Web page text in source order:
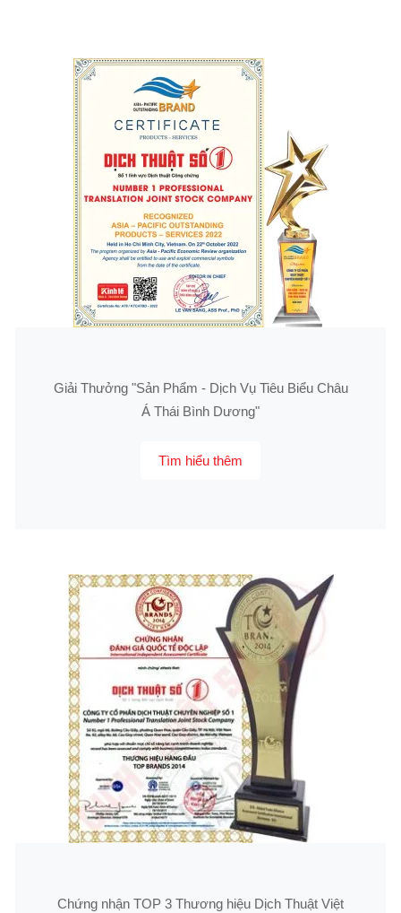
Giải Thưởng "Sản Phẩm - Dịch Vụ Tiêu Biểu Châu
Á Thái Bình Dương"
Tìm hiểu thêm
Chứng nhận TOP 3 Thương hiệu Dịch Thuật Việt